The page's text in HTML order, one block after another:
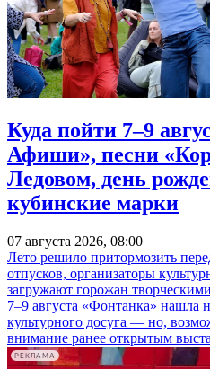
Куда пойти 7–9
Афиши», песни
Ледовом, день
кубинские марки
07 августа 2026, 08:00
Лето решило притормозить
отпусков, организаторы
загружают горожан
7–9 августа «Фонтанка» нашла
культурного досуга — но,
внимание ранее открытым
РЕКЛАМА